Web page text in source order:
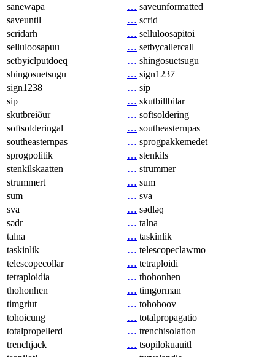
sanewapa
… saveunformatted
saveuntil
… scrid
scridarh
… selluloosapitoi
selluloosapuu
… setbycallercall
setbyiclputdoeq
… shingosuetsugu
shingosuetsugu
… sign1237
sign1238
… sip
sip
… skutbillbilar
skutbreiður
… softsoldering
softsolderingal
… southeasternpas
southeasternpas
… sprogpakkemedet
sprogpolitik
… stenkils
stenkilskaatten
… strummer
strummert
… sum
sum
… sva
sva
… sədləɡ
sədr
… talna
talna
… taskinlik
taskinlik
… telescopeclawmo
telescopecollar
… tetraploidi
tetraploidia
… thohonhen
thohonhen
… timgorman
timgriut
… tohohoov
tohoicung
… totalpropagatio
totalpropellerd
… trenchisolation
trenchjack
… tsopilokuauitl